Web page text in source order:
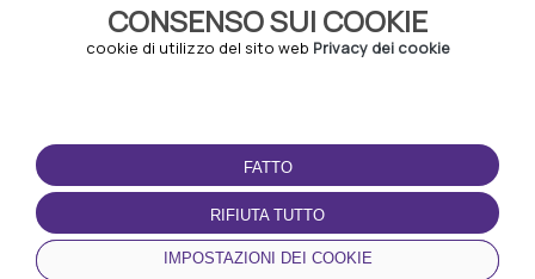
CONSENSO SUI COOKIE
cookie di utilizzo del sito web Privacy dei cookie
FATTO
RIFIUTA TUTTO
IMPOSTAZIONI DEI COOKIE
CONDIZIONI D'USO
Termini e Condizioni
Politica sulla riservatezza
Gestione dei Cookie
SCARICA L'APP